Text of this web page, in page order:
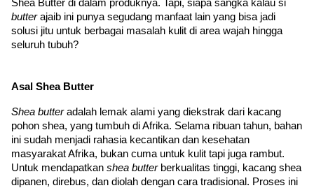
butter ajaib ini punya segudang manfaat lain yang bisa jadi
solusi jitu untuk berbagai masalah kulit di area wajah hingga
seluruh tubuh?
Asal Shea Butter
Shea butter adalah lemak alami yang diekstrak dari kacang
pohon shea, yang tumbuh di Afrika. Selama ribuan tahun, bahan
ini sudah menjadi rahasia kecantikan dan kesehatan
masyarakat Afrika, bukan cuma untuk kulit tapi juga rambut.
Untuk mendapatkan shea butter berkualitas tinggi, kacang shea
dipanen, direbus, dan diolah dengan cara tradisional. Proses ini